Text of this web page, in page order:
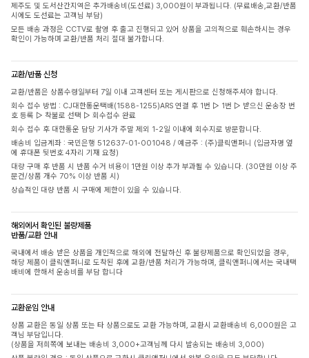
제주도 및 도서산간지역은 추가배송비(도선료) 3,000원이 부과됩니다. (무료배송,교환/반품
시에도 도선료는 고객님 부담)
모든 배송 과정은 CCTV로 촬영 후 출고 진행되고 있어 상품을 고의적으로 훼손하시는 경우
확인이 가능하며 교환/반품 처리 절대 불가합니다.
교환/반품 신청
교환/반품은 상품수령일부터 7일 이내 고객센터 또는 게시판으로 신청해주셔야 합니다.
회수 접수 방법 : CJ대한통운택배(1588-1255)ARS 연결 후 1번 ▷ 1번 ▷ 받으신 운송장 번
호 등록 ▷ 착불로 선택 ▷ 회수접수 완료
회수 접수 후 대한통운 담당 기사가 주말 제외 1-2일 이내에 회수지로 방문합니다.
배송비 입금계좌 : 국민은행 512637-01-001048 / 예금주 : (주)클릭앤퍼니 (입금자명 옆
에 휴대폰 뒷번호 4자리 기재 요청)
대량 구매 후 반품 시 반품 수거 비용이 1만원 이상 추가 부과될 수 있습니다. (30만원 이상 주
문건/상품 개수 70% 이상 반품 시)
상습적인 대량 반품 시 구매에 제한이 있을 수 있습니다.
해외에서 확인된 불량제품
반품/교환 안내
국내에서 배송 받은 상품을 개인적으로 해외에 전달하신 후 불량제품으로 확인되었을 경우,
해당 제품이 클릭앤퍼니로 도착된 후에 교환/반품 처리가 가능하며, 클릭앤퍼니에서는 국내택
배비에 한해서 운송비를 부담 합니다
교환운임 안내
상품 교환은 동일 상품 또는 타 상품으로도 교환 가능하며, 교환시 교환배송비 6,000원은 고
객님 부담입니다.
(상품을 저희쪽에 보내는 배송비 3,000+고객님께 다시 발송되는 배송비 3,000)